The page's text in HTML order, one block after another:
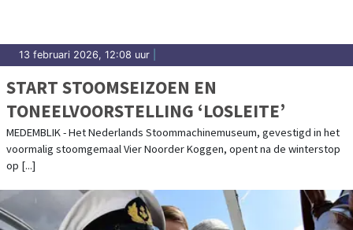
13 februari 2026, 12:08 uur
START STOOMSEIZOEN EN
TONEELVOORSTELLING ‘LOSLEITE’
MEDEMBLIK - Het Nederlands Stoommachinemuseum, gevestigd in het
voormalig stoomgemaal Vier Noorder Koggen, opent na de winterstop
op [...]